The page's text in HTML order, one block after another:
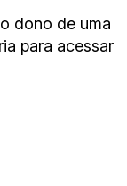
dono de uma
para acessar